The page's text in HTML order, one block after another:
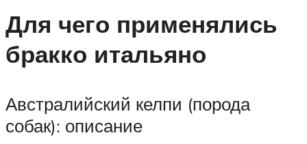
Для чего применялись
бракко итальяно
Австралийский келпи (порода
собак): описание